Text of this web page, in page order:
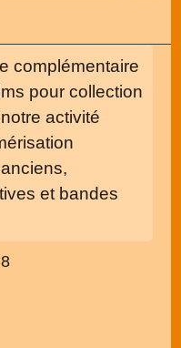
complémentaire
pour collection
activité
et bandes